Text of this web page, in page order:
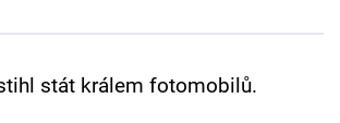
stát králem fotomobilů.